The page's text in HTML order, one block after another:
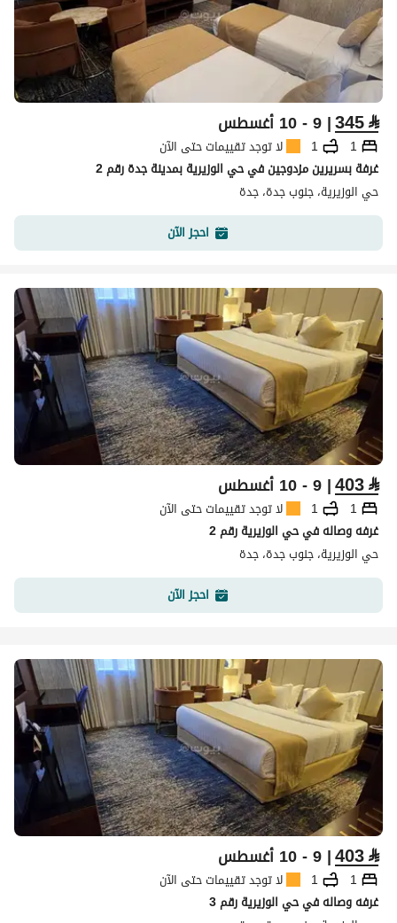
⃁
345| 9 - 10 أغسطس
1
1
لا توجد تقييمات حتى الآن
غرفة بسريرين مزدوجين في حي الوزيرية بمدينة جدة رقم 2
حي الوزيرية، جنوب جدة، جدة
احجز الآن
⃁
403| 9 - 10 أغسطس
1
1
لا توجد تقييمات حتى الآن
غرفه وصاله في حي الوزيرية رقم 2
حي الوزيرية، جنوب جدة، جدة
احجز الآن
⃁
403| 9 - 10 أغسطس
1
1
لا توجد تقييمات حتى الآن
غرفه وصاله في حي الوزيرية رقم 3